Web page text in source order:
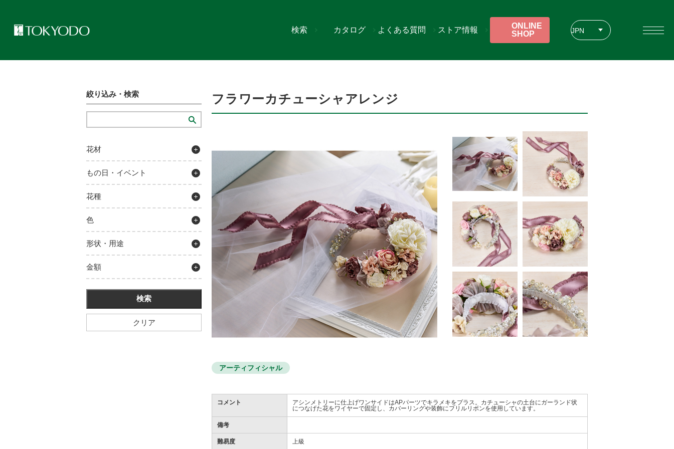
検索 JPN
カタログ よくある質問 ストア情報
ONLINE
SHOP
絞り込み・検索
花材
もの日・イベント
花種
色
形状・用途
金額
クリア
フラワーカチューシャアレンジ
アーティフィシャル
コメント
アシンメトリーに仕上げワンサイドはAPパーツでキラメキをプラス。カチューシャの土台にガーランド状
につなげた花をワイヤーで固定し、カバーリングや装飾にフリルリボンを使用しています。
備考
難易度 上級